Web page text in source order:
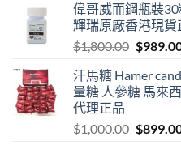
偉哥威而鋼瓶裝
輝瑞原廠香港現貨
$1,800.00 Original
was:
$
汗馬糖 Hamer
量糖 人參糖 馬來
代理正品
$1,000.00 Original
$